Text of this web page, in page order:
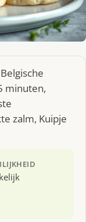
minuten,
zalm, Kuipje